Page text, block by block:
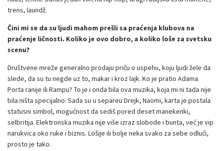
trens, laundž.
Čini mi se da su ljudi mahom prešli sa praćenja klubova na
praćenje ličnosti. Koliko je ovo dobro, a koliko loše za svetsku
scenu?
Društvene mreže generalno prodaju priču o uspehu, koju ljudi žele da
slede, da su tu negde uz to, makar i kroz lajk. Ko je pratio Adama
Porta ranije ili Rampu? To je i onda bila ova muzika, koja mi ni tada nije
bila ništa specijalno. Sada su u separeu Drejk, Naomi, karta je postala
statusni simbol, mogućnost da sediš pored deset manekenki,
selbritija. Elektronska muzika nije više izraz slobode i bunta, već je vip
narukvica oko ruke i biznis. Lošije ili bolje neka svako za sebe odluči,
prosto je tako.